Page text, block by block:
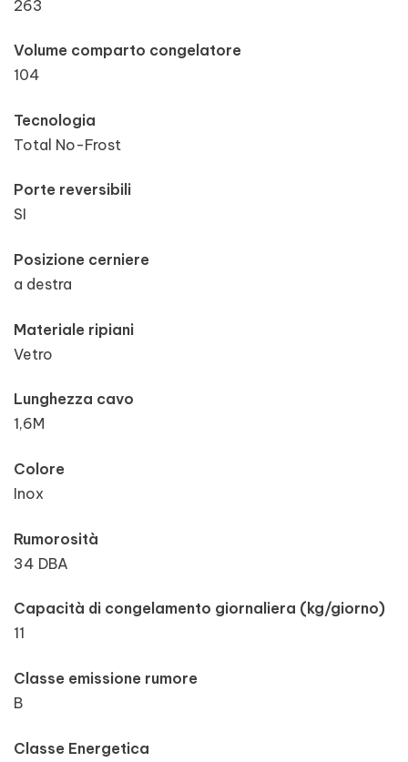
263
Volume comparto congelatore
104
Tecnologia
Total No-Frost
Porte reversibili
SI
Posizione cerniere
a destra
Materiale ripiani
Vetro
Lunghezza cavo
1,6M
Colore
Inox
Rumorosità
34 DBA
Capacità di congelamento giornaliera (kg/giorno)
11
Classe emissione rumore
B
Classe Energetica